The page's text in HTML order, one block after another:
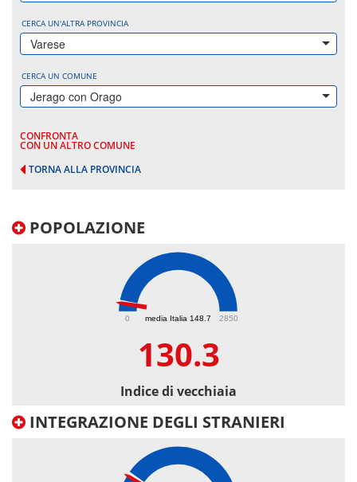
CERCA UN'ALTRA PROVINCIA
Varese
CERCA UN COMUNE
Jerago con Orago
CONFRONTA
CON UN ALTRO COMUNE
TORNA ALLA PROVINCIA
POPOLAZIONE
media Italia 148.7
0 2850
130.3
Indice di vecchiaia
INTEGRAZIONE DEGLI STRANIERI